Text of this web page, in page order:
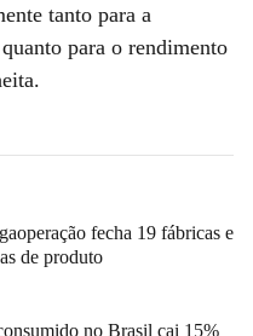
tanto para a
para o rendimento
fecha 19 fábricas e
de produto
no Brasil cai 15%